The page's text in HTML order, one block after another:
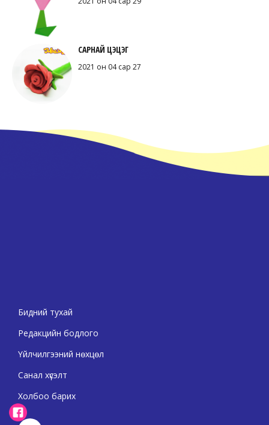
САРНАЙ ЦЭЦЭГ
2021 он 04 сар 27
Бидний тухай
Редакцийн бодлого
Үйлчилгээний нөхцөл
Санал хүсэлт
Холбоо барих